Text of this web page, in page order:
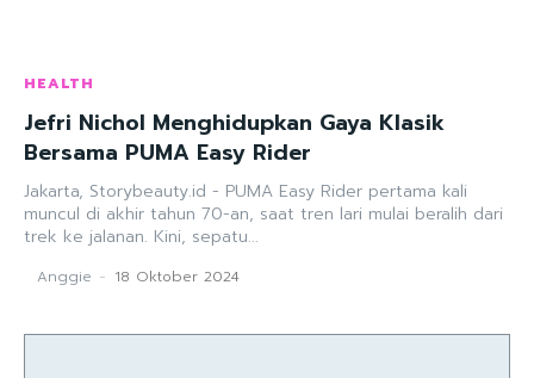
HEALTH
Jefri Nichol Menghidupkan Gaya Klasik
Bersama PUMA Easy Rider
Jakarta, Storybeauty.id - PUMA Easy Rider pertama kali
muncul di akhir tahun 70-an, saat tren lari mulai beralih dari
trek ke jalanan. Kini, sepatu...
Anggie - 18 Oktober 2024